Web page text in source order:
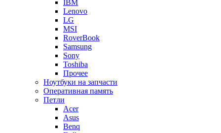
IBM
Lenovo
LG
MSI
RoverBook
Samsung
Sony
Toshiba
Прочее
Ноутбуки на запчасти
Оперативная память
Петли
Acer
Asus
Benq